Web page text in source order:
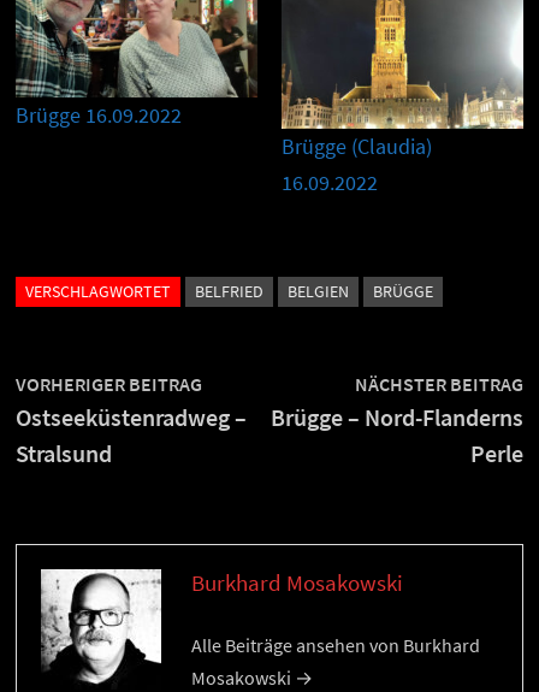
Brügge 16.09.2022
Brügge (Claudia)
16.09.2022
VERSCHLAGWORTET BELFRIED BELGIEN BRÜGGE
Beitragsnavigation
VORHERIGER BEITRAGVorheriger
Beitrag:
Ostseeküstenradweg –
Stralsund
NÄCHSTER BEITRAG
Brügge – Nord-Flanderns
Perle
Burkhard Mosakowski
Alle Beiträge ansehen von Burkhard
Mosakowski →